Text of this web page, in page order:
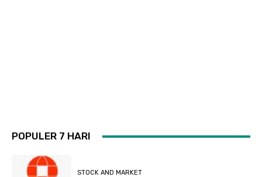
POPULER 7 HARI
STOCK AND MARKET